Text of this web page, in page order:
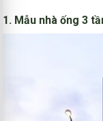
1. Mẫu nhà ống 3